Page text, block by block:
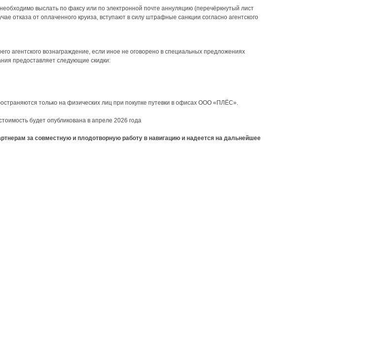
выслать по факсу или по электронной почте аннуляцию (перечёркнутый лист
отказа от оплаченного круиза, вступают в силу штрафные санкции согласно агентского
агентского вознаграждение, если иное не оговорено в специальных предложениях
предоставляет следующие скидки:
только на физических лиц при покупке путевки в офисах ООО «ПЛЁС».
будет опубликована в апреле 2026 года
за совместную и плодотворную работу в навигацию и надеется на дальнейшее